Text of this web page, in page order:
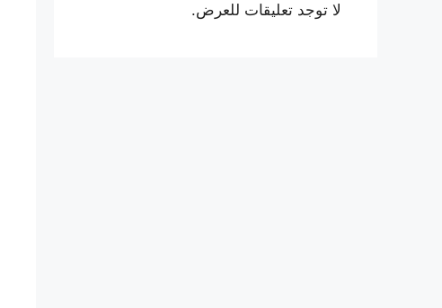
لا توجد تعليقات للعرض.